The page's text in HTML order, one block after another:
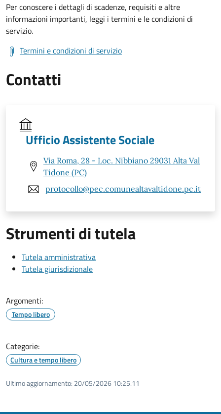
Per conoscere i dettagli di scadenze, requisiti e altre
informazioni importanti, leggi i termini e le condizioni di
servizio.
Termini e condizioni di servizio
Contatti
Ufficio Assistente Sociale
Via Roma, 28 - Loc. Nibbiano 29031 Alta Val
Tidone (PC)
protocollo@pec.comunealtavaltidone.pc.it
Strumenti di tutela
Tutela amministrativa
Tutela giurisdizionale
Argomenti:
Tempo libero
Categorie:
Cultura e tempo libero
Ultimo aggiornamento: 20/05/2026 10:25.11